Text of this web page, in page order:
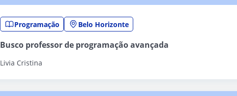
Programação Belo Horizonte
Livia Cristina
Busco professor de programação avançada